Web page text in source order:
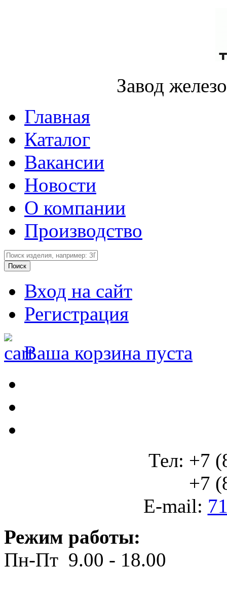
Завод
Главная
Каталог
Вакансии
Новости
О компании
Производство
Вход на сайт
Регистрация
Ваша корзина пуста
Тел: +7
+7
E-mail:
Режим работы:
Пн-Пт 9.00 - 18.00